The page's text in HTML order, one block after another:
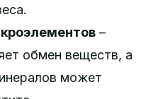
–
обмен веществ, а
может